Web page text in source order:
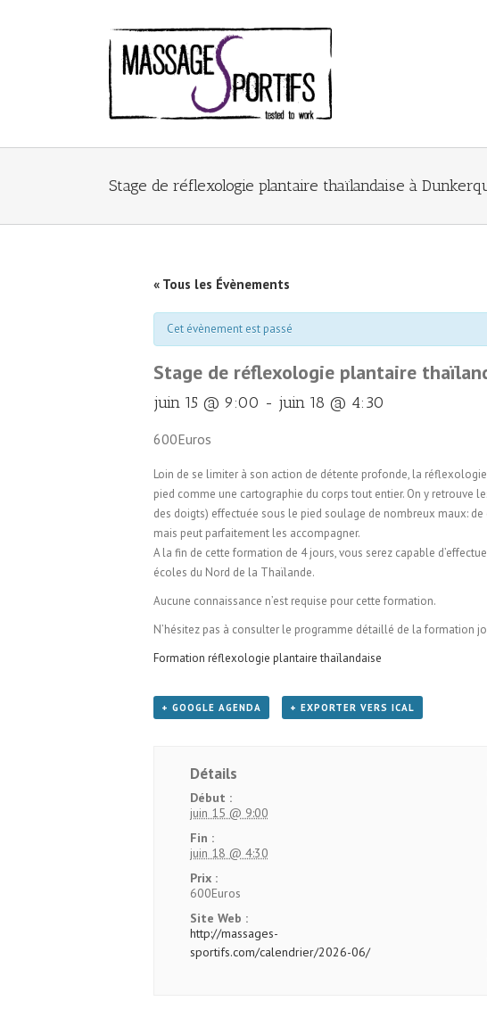
Stage de réflexologie plantaire thaïlandaise à
« Tous les Évènements
Cet évènement est passé
Stage de réflexologie plantaire
juin 15 @ 9:00 - juin 18 @ 4:30
600Euros
Loin de se limiter à son action de détente profonde, la
pied comme une cartographie du corps tout entier. On y retrouve
des doigts) effectuée sous le pied soulage de nombreux maux:
mais peut parfaitement les accompagner.
A la fin de cette formation de 4 jours, vous serez capable
écoles du Nord de la Thaïlande.
Aucune connaissance n’est requise pour cette formation.
N’hésitez pas à consulter le programme détaillé de la formation
Formation réflexologie plantaire thaïlandaise
+ GOOGLE AGENDA + EXPORTER VERS ICAL
Détails
Début :
juin 15 @ 9:00
Fin :
juin 18 @ 4:30
Prix :
600Euros
Site Web :
http://massages-
sportifs.com/calendrier/2026-06/